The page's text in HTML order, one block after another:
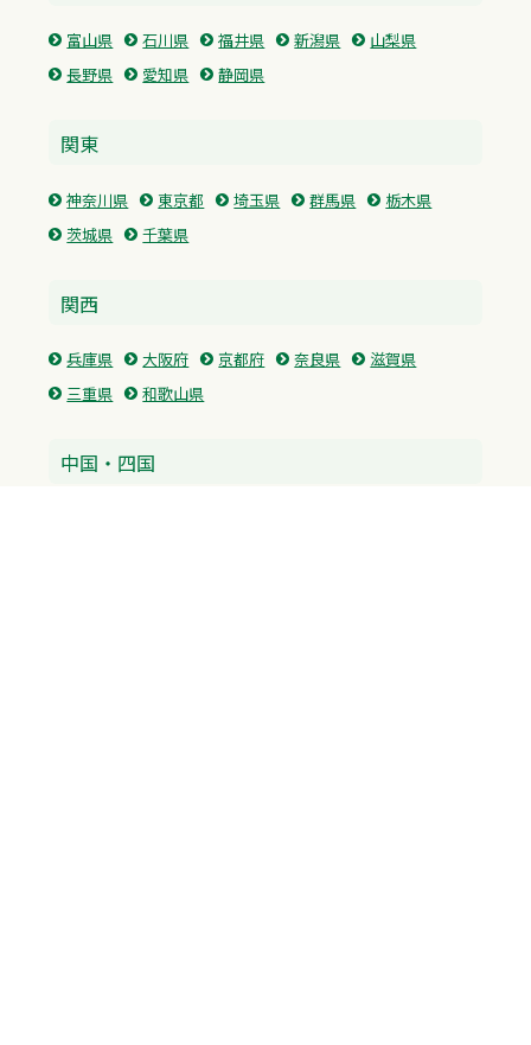
富山県 石川県 福井県 新潟県
山梨県
長野県
愛知県 静岡県
関東
神奈川県 東京都 埼玉県 群馬県
栃木県
茨城県
千葉県
関西
兵庫県 大阪府 京都府 奈良県
滋賀県
三重県
和歌山県
中国・四国